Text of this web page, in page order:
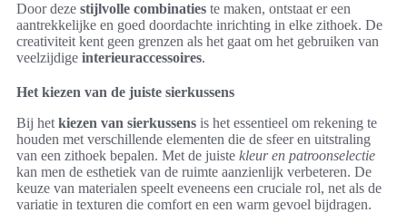
Door deze stijlvolle combinaties te maken, ontstaat er een
aantrekkelijke en goed doordachte inrichting in elke zithoek. De
creativiteit kent geen grenzen als het gaat om het gebruiken van
veelzijdige interieuraccessoires.
Het kiezen van de juiste sierkussens
Bij het kiezen van sierkussens is het essentieel om rekening te
houden met verschillende elementen die de sfeer en uitstraling
van een zithoek bepalen. Met de juiste kleur en patroonselectie
kan men de esthetiek van de ruimte aanzienlijk verbeteren. De
keuze van materialen speelt eveneens een cruciale rol, net als de
variatie in texturen die comfort en een warm gevoel bijdragen.